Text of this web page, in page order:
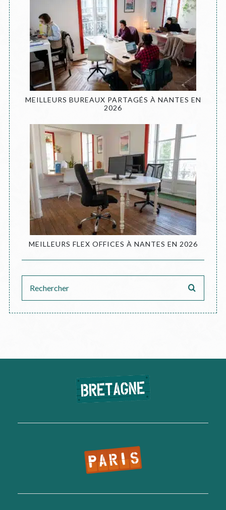
MEILLEURS BUREAUX PARTAGÉS À NANTES EN
2026
MEILLEURS FLEX OFFICES À NANTES EN 2026